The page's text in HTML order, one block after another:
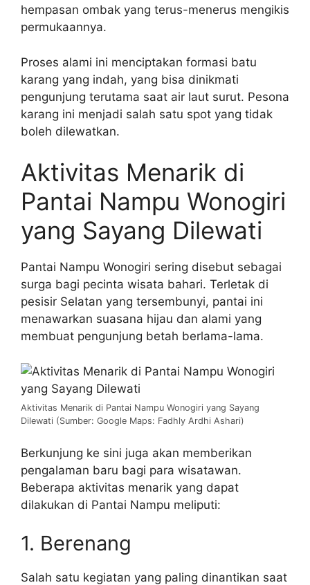
hempasan ombak yang terus-menerus mengikis
permukaannya.
Proses alami ini menciptakan formasi batu
karang yang indah, yang bisa dinikmati
pengunjung terutama saat air laut surut. Pesona
karang ini menjadi salah satu spot yang tidak
boleh dilewatkan.
Aktivitas Menarik di
Pantai Nampu Wonogiri
yang Sayang Dilewati
Pantai Nampu Wonogiri sering disebut sebagai
surga bagi pecinta wisata bahari. Terletak di
pesisir Selatan yang tersembunyi, pantai ini
menawarkan suasana hijau dan alami yang
membuat pengunjung betah berlama-lama.
Aktivitas Menarik di Pantai Nampu Wonogiri yang Sayang
Dilewati (Sumber: Google Maps: Fadhly Ardhi Ashari)
Berkunjung ke sini juga akan memberikan
pengalaman baru bagi para wisatawan.
Beberapa aktivitas menarik yang dapat
dilakukan di Pantai Nampu meliputi:
1. Berenang
Salah satu kegiatan yang paling dinantikan saat